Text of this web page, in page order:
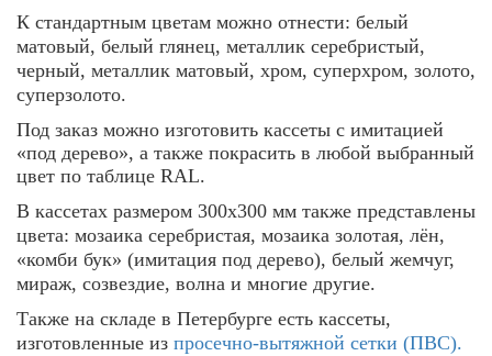
К стандартным цветам можно отнести: белый
матовый, белый глянец, металлик серебристый,
черный, металлик матовый, хром, суперхром, золото,
суперзолото.
Под заказ можно изготовить кассеты с имитацией
«под дерево», а также покрасить в любой выбранный
цвет по таблице RAL.
В кассетах размером 300х300 мм также представлены
цвета: мозаика серебристая, мозаика золотая, лён,
«комби бук» (имитация под дерево), белый жемчуг,
мираж, созвездие, волна и многие другие.
Также на складе в Петербурге есть кассеты,
изготовленные из просечно-вытяжной сетки (ПВС).